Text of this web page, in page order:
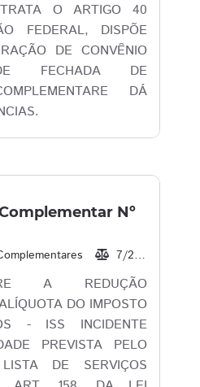
O ARTIGO 40
FEDERAL, DISPÕE
DE CONVÊNIO
FECHADA DE
DÁ
Nº
7/2021
A REDUÇÃO
DO IMPOSTO
- ISS INCIDENTE
PREVISTA PELO
DE SERVIÇOS